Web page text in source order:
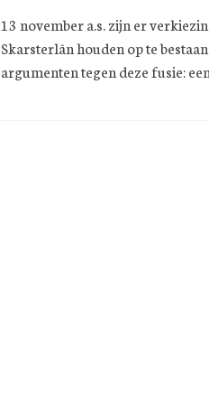
13 november a.s. zijn er
Skarsterlân houden op te
argumenten tegen deze fusie: